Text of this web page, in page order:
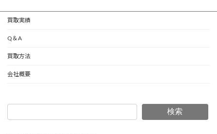
買取実績
Q＆A
買取方法
会社概要
検索